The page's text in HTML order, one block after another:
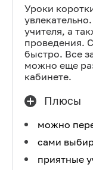
Уроки
учителя, а
проведения.
быстро. Все
можно еще
кабинете.
Плюсы
можно
сами
приятные